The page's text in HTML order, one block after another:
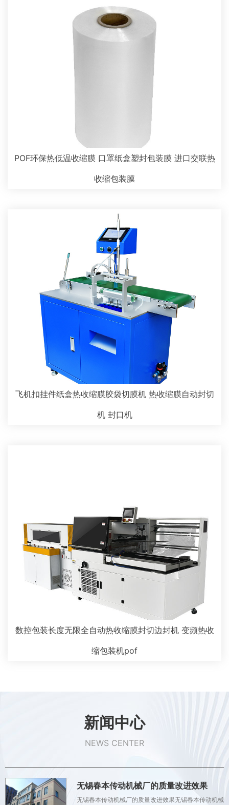
POF环保热低温收缩膜 口罩纸盒塑封包装膜 进口交联热
收缩包装膜
飞机扣挂件纸盒热收缩膜胶袋切膜机 热收缩膜自动封切
机 封口机
数控包装长度无限全自动热收缩膜封切边封机 变频热收
缩包装机pof
新闻中心
NEWS CENTER
无锡春本传动机械厂的质量改进效果
无锡春本传动机械厂的质量改进效果无锡春本传动机械